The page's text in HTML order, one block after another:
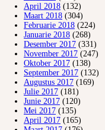
April 2018 (132)
Maart 2018 (304)
Februarie 2018 (224)
Januarie 2018 (268)
Desember 2017 (331)
November 2017 (247)
Oktober 2017 (138)
September 2017 (132)
Augustus 2017 (169)
Julie 2017 (181)
Junie 2017 (120)
Mei 2017 (135)
April 2017 (165)